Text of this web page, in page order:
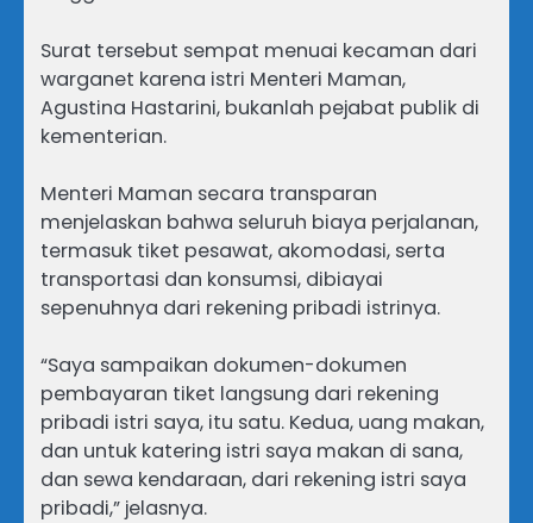
Surat tersebut sempat menuai kecaman dari
warganet karena istri Menteri Maman,
Agustina Hastarini, bukanlah pejabat publik di
kementerian.
Menteri Maman secara transparan
menjelaskan bahwa seluruh biaya perjalanan,
termasuk tiket pesawat, akomodasi, serta
transportasi dan konsumsi, dibiayai
sepenuhnya dari rekening pribadi istrinya.
“Saya sampaikan dokumen-dokumen
pembayaran tiket langsung dari rekening
pribadi istri saya, itu satu. Kedua, uang makan,
dan untuk katering istri saya makan di sana,
dan sewa kendaraan, dari rekening istri saya
pribadi,” jelasnya.